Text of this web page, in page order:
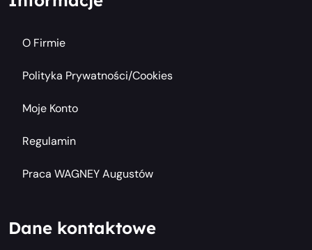
O Firmie
Polityka Prywatności/cookies
Moje Konto
Regulamin
Praca WAGNEY Augustów
Dane kontaktowe